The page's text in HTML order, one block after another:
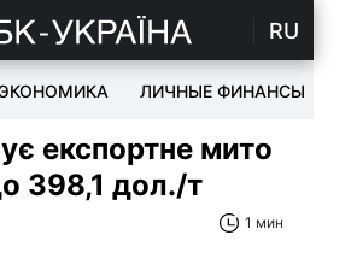
RU
ЭКОНОМИКА ЛИЧНЫЕ ФИНАНСЫ
експортне мито
398,1 дол./т
1 мин